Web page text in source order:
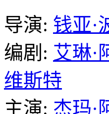
导演: 钱亚·
编剧: 艾琳·
维斯特
主演: 杰玛·